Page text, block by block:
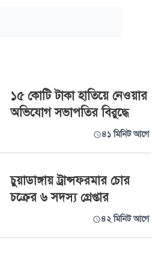
১৫ কোটি টাকা হাতিয়ে নেওয়ার
অভিযোগ সভাপতির বিরুদ্ধে
৪১ মিনিট আগে
চুয়াডাঙ্গায় ট্রান্সফরমার চোর
চক্রের ৬ সদস্য গ্রেপ্তার
৪২ মিনিট আগে